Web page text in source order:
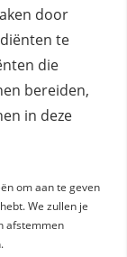
door
te
die
bereiden,
in deze
om aan te geven
We zullen je
afstemmen